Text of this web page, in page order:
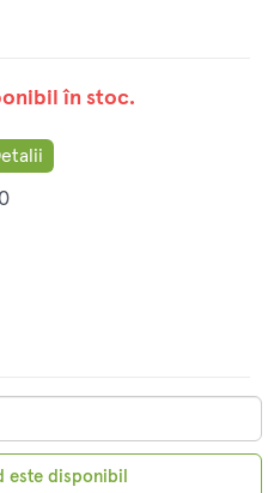
în stoc.
este disponibil